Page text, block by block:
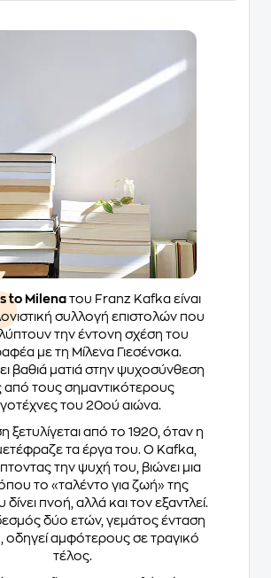
to Milenaτου Franz Kafka είναι
συλλογή επιστολών που
την έντονη σχέση του
με τη Μίλενα Γιεσένσκα.
βαθιά ματιά στην ψυχοσύνθεση
από τους σημαντικότερους
του 20ού αιώνα.
ξετυλίγεται από το 1920, όταν η
τα έργα του. Ο Kafka,
την ψυχή του, βιώνει μια
το «ταλέντο για ζωή» της
δίνει πνοή, αλλά και τον εξαντλεί.
δύο ετών, γεμάτος ένταση
οδηγεί αμφότερους σε τραγικό
τέλος.